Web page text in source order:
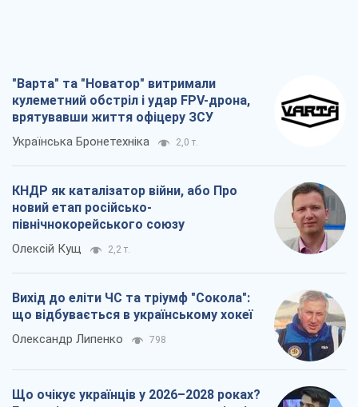
"Варта" та "Новатор" витримали
кулеметний обстріл і удар FPV-дрона,
врятувавши життя офіцеру ЗСУ
Українська Бронетехніка 2,0 т.
КНДР як каталізатор війни, або Про
новий етап російсько-
північнокорейського союзу
Олексій Кущ 2,2 т.
Вихід до еліти ЧС та тріумф "Сокола":
що відбувається в українському хокеї
Олександр Липенко 798
Що очікує українців у 2026–2028 роках?